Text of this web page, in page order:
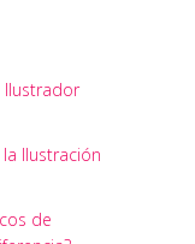
Ilustrador
Ilustración
de